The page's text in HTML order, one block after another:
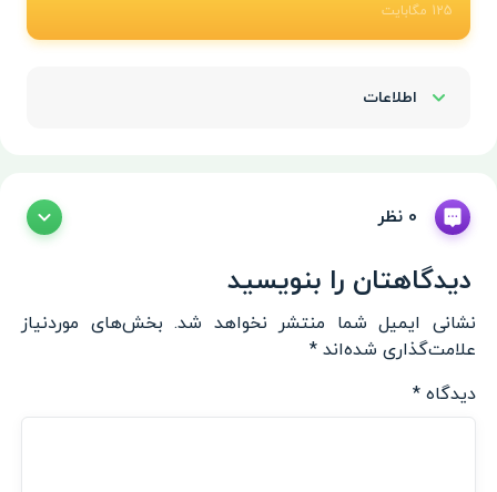
125 مگابایت
اطلاعات
0 نظر
دیدگاهتان را بنویسید
نشانی ایمیل شما منتشر نخواهد شد. بخش‌های موردنیاز
علامت‌گذاری شده‌اند *
دیدگاه *